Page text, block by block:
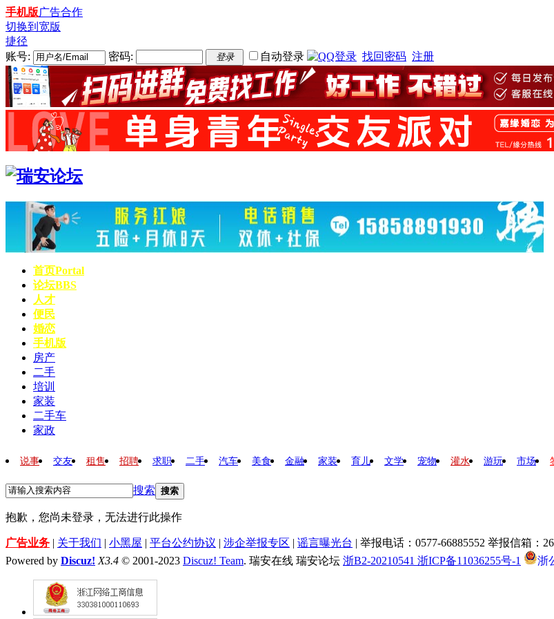
手机版广告合作
切换到宽版
捷径
账号:
密码: 登录 自动登录 找回密码 注册
首页Portal
论坛BBS
人才
便民
婚恋
手机版
房产
二手
培训
家装
二手车
家政
说事 交友 租售 招聘 求职 二手 汽车 美食 金融 家装 育儿 文学 宠物 灌水 游玩 市场
搜索 搜索
抱歉，您尚未登录，无法进行此操作
广告业务 | 关于我们 | 小黑屋 | 平台公约协议 | 涉企举报专区 | 谣言曝光台 | 举报电话：0577-66885552 举报信箱：
Powered by Discuz! X3.4 © 2001-2023 Discuz! Team. 瑞安在线 瑞安论坛 浙B2-20210541 浙ICP备11036255号-1 浙